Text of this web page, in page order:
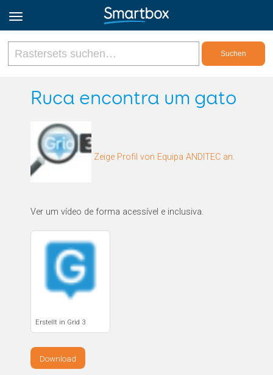
Online Grids
Registrieren
Ruca encontra um gato
Zeige Profil von Equipa ANDITEC an.
Ver um vídeo de forma acessível e inclusiva.
Erstellt in Grid 3
Download